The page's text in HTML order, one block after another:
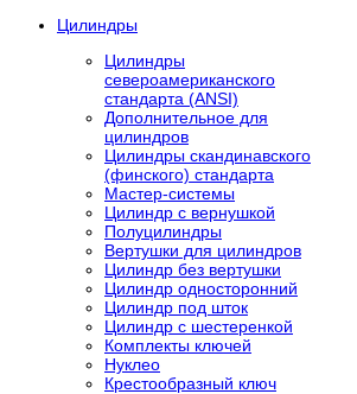
Цилиндры
Цилиндры
североамериканского
стандарта (ANSI)
Дополнительное для
цилиндров
Цилиндры скандинавского
(финского) стандарта
Мастер-системы
Цилиндр с вернушкой
Полуцилиндры
Вертушки для цилиндров
Цилиндр без вертушки
Цилиндр односторонний
Цилиндр под шток
Цилиндр с шестеренкой
Комплекты ключей
Нуклео
Крестообразный ключ